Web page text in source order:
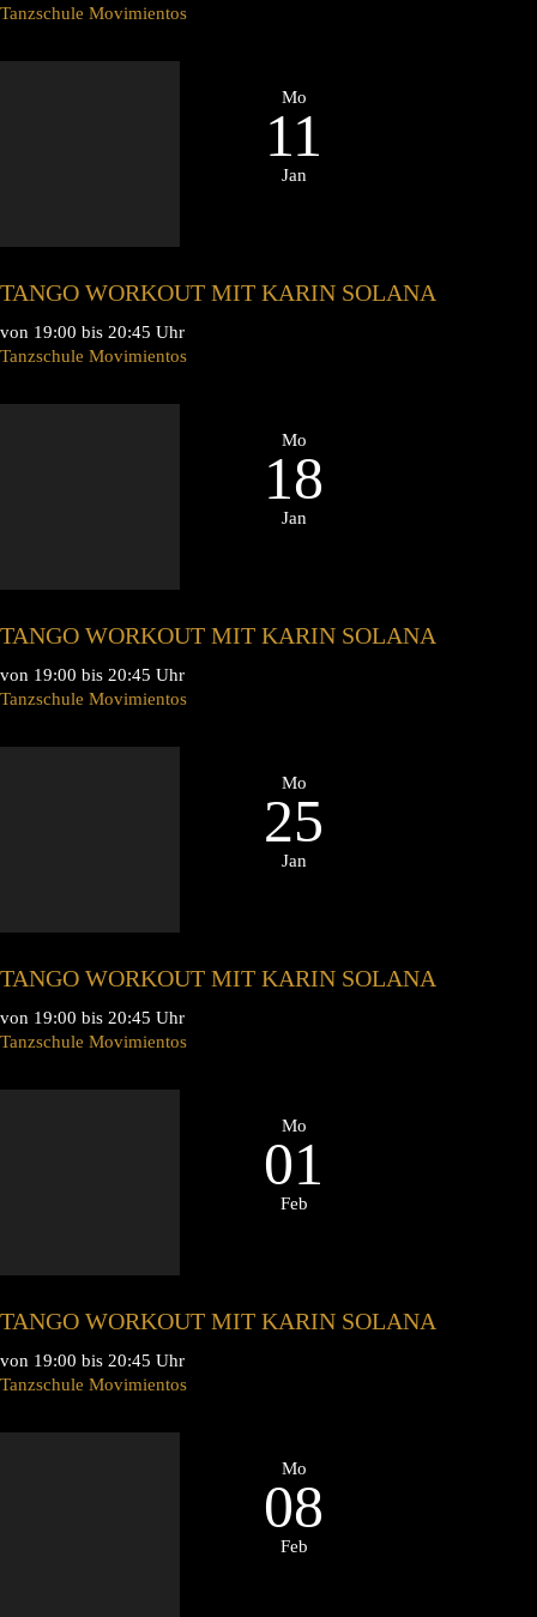
Tanzschule Movimientos
Mo
11
Jan
TANGO WORKOUT MIT KARIN SOLANA
von 19:00 bis 20:45 Uhr
Tanzschule Movimientos
Mo
18
Jan
TANGO WORKOUT MIT KARIN SOLANA
von 19:00 bis 20:45 Uhr
Tanzschule Movimientos
Mo
25
Jan
TANGO WORKOUT MIT KARIN SOLANA
von 19:00 bis 20:45 Uhr
Tanzschule Movimientos
Mo
01
Feb
TANGO WORKOUT MIT KARIN SOLANA
von 19:00 bis 20:45 Uhr
Tanzschule Movimientos
Mo
08
Feb